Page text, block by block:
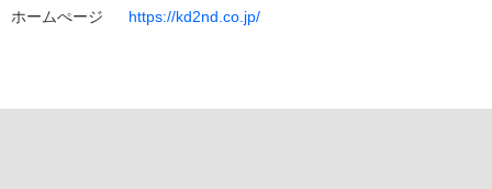
ホームぺージ https://kd2nd.co.jp/